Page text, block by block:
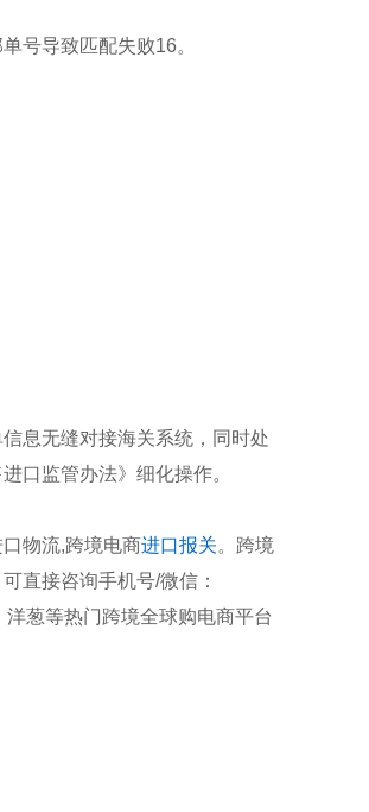
号导致匹配失败16。
息无缝对接海关系统，同时处
口监管办法》细化操作。
口物流,跨境电商进口报关。跨境
可直接咨询手机号/微信：
葱等热门跨境全球购电商平台